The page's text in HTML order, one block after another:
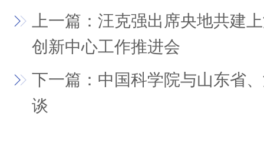
上一篇：汪克强出席央地共建
创新中心工作推进会
下一篇：中国科学院与山东省
谈